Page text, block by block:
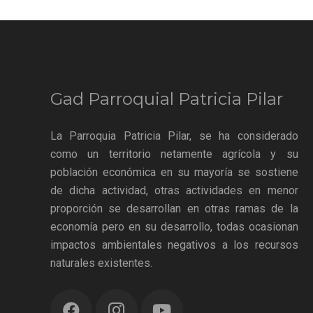
Gad Parroquial Patricia Pilar
La Parroquia Patricia Pilar, se ha considerado
como un territorio netamente agrícola y su
población económica en su mayoría se sostiene
de dicha actividad, otras actividades en menor
proporción se desarrollan en otras ramas de la
economía pero en su desarrollo, todas ocasionan
impactos ambientales negativos a los recursos
naturales existentes.